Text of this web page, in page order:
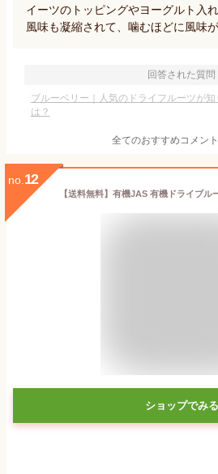
イーツのトッピングやヨーグルト入
風味も凝縮されて、噛むほどに風味
回答された質問
ブルーベリー｜人気のドライフルーツが
は？
全てのおすすめコメント
no. 12
ショップでみる